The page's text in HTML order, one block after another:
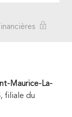
Maurice-La-
, filiale du